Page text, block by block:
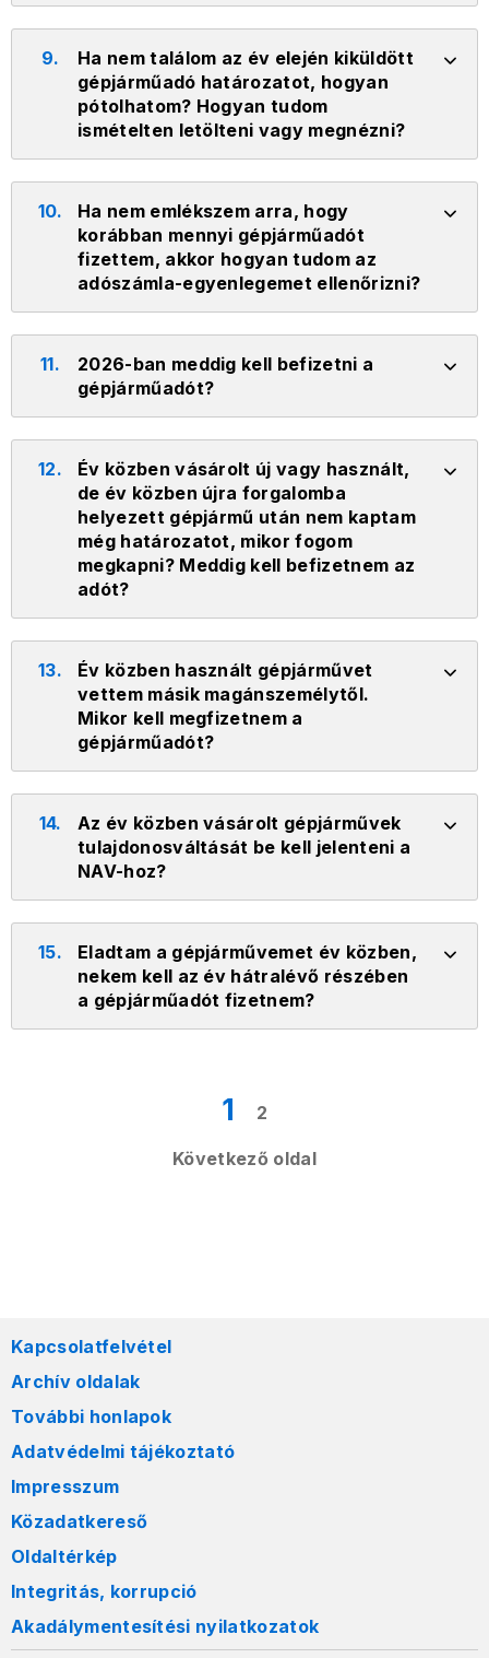
9.
Ha nem találom az év elején kiküldött
gépjárműadó határozatot, hogyan
pótolhatom? Hogyan tudom
ismételten letölteni vagy megnézni?
10.
Ha nem emlékszem arra, hogy
korábban mennyi gépjárműadót
fizettem, akkor hogyan tudom az
adószámla-egyenlegemet ellenőrizni?
11.
2026-ban meddig kell befizetni a
gépjárműadót?
12.
Év közben vásárolt új vagy használt,
de év közben újra forgalomba
helyezett gépjármű után nem kaptam
még határozatot, mikor fogom
megkapni? Meddig kell befizetnem az
adót?
13.
Év közben használt gépjárművet
vettem másik magánszemélytől.
Mikor kell megfizetnem a
gépjárműadót?
14.
Az év közben vásárolt gépjárművek
tulajdonosváltását be kell jelenteni a
NAV-hoz?
15.
Eladtam a gépjárművemet év közben,
nekem kell az év hátralévő részében
a gépjárműadót fizetnem?
1 2
Következő oldal
Kapcsolatfelvétel
Archív oldalak
További honlapok
Adatvédelmi tájékoztató
Impresszum
Közadatkereső
Oldaltérkép
Integritás, korrupció
Akadálymentesítési nyilatkozatok